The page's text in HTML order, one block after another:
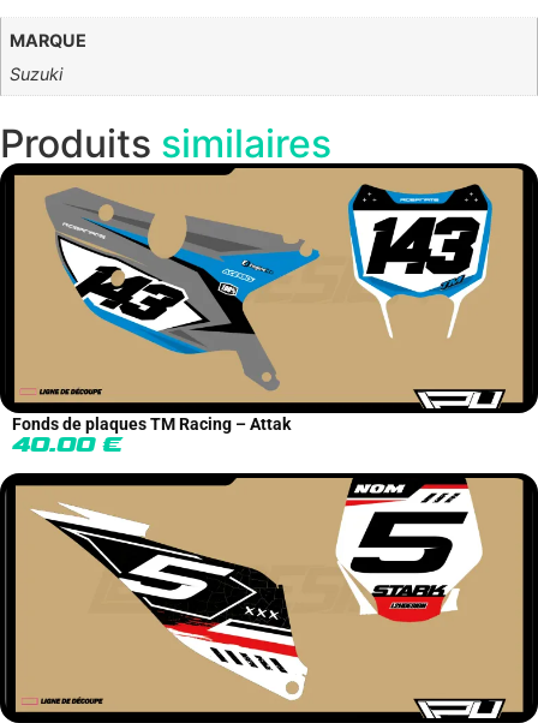
MARQUE
Suzuki
Produits similaires
Fonds de plaques TM Racing – Attak
40.00 €